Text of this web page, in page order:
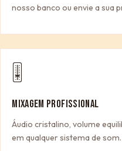
nosso banco ou envie a sua
🎚
MIXAGEM PROFISSIONAL
Áudio cristalino, volume
em qualquer sistema de som.